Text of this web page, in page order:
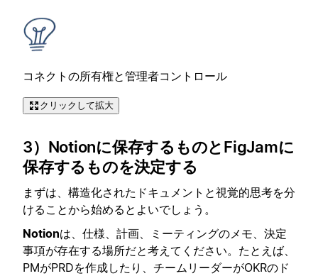
コネクトの所有権と管理者コントロール
クリックして拡大
3）Notionに保存するものとFigJamに
保存するものを決定する
まずは、構造化されたドキュメントと視覚的思考を分
けることから始めるとよいでしょう。
Notionは、仕様、計画、ミーティングのメモ、決定
事項が存在する場所だと考えてください。たとえば、
PMがPRDを作成したり、チームリーダーがOKRのド